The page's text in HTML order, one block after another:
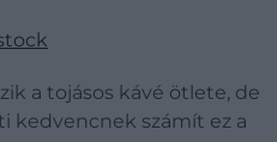
a tojásos kávé ötlete, de
kedvencnek számít ez a